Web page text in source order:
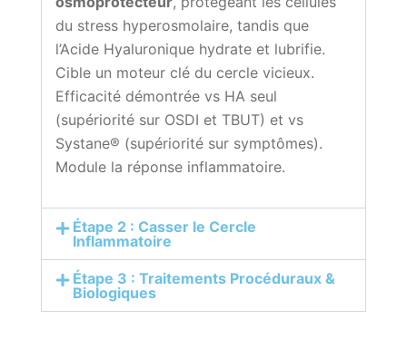
du stress hyperosmolaire, tandis que
l’Acide Hyaluronique hydrate et lubrifie.
Cible un moteur clé du cercle vicieux.
Efficacité démontrée vs HA seul
(supériorité sur OSDI et TBUT) et vs
Systane® (supériorité sur symptômes).
Module la réponse inflammatoire.
Étape 2 : Casser le Cercle
Inflammatoire
Étape 3 : Traitements Procéduraux &
Biologiques